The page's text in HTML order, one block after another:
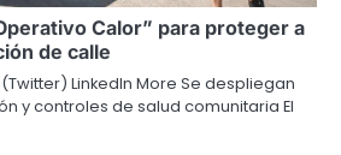
Calor” para proteger a
de calle
LinkedIn More Se despliegan
y controles de salud comunitaria El